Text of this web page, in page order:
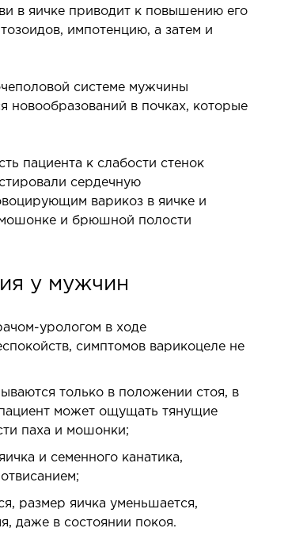
Эстетическая хирургия тела
Пластическая урология
МАЛОИНВАЗИВНАЯ ХИРУРГИЯ
Малоинвазивные операции под
ДИАГНОСТИКА
в яичке приводит к повышению его
импотенцию, а затем и
системе мужчины
новообразований в почках, которые
пациента к слабости стенок
сердечную
варикоз в яичке и
мошонке и брюшной полости
у мужчин
урологом в ходе
симптомов варикоцеле не
только в положении стоя, в
может ощущать тянущие
паха и мошонки;
и семенного канатика,
размер яичка уменьшается,
даже в состоянии покоя.